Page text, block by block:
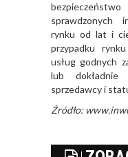
sprawdzonych
rynku od lat i
przypadku
usług godnych
lub dokładnie
sprzedawcy i
Źródło: